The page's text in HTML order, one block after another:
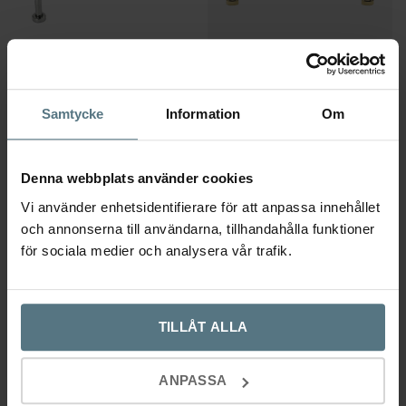
Samtycke Information Om
Denna webbplats använder cookies
Vi använder enhetsidentifierare för att anpassa innehållet
och annonserna till användarna, tillhandahålla funktioner
för sociala medier och analysera vår trafik.
TILLÅT ALLA
ANPASSA
519kr
Lägg till i varukorg
169kr
Lägg till i varukorg